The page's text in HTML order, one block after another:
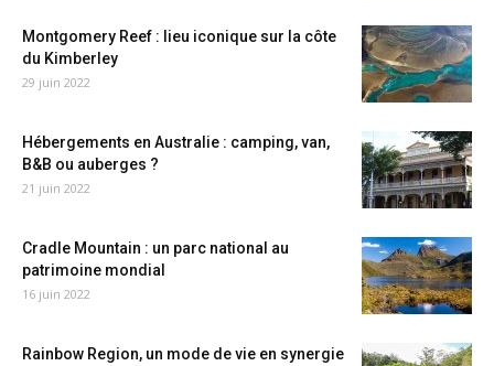
Montgomery Reef : lieu iconique sur la côte
du Kimberley
29 juin 2022
Hébergements en Australie : camping, van,
B&B ou auberges ?
21 juin 2022
Cradle Mountain : un parc national au
patrimoine mondial
16 juin 2022
Rainbow Region, un mode de vie en synergie